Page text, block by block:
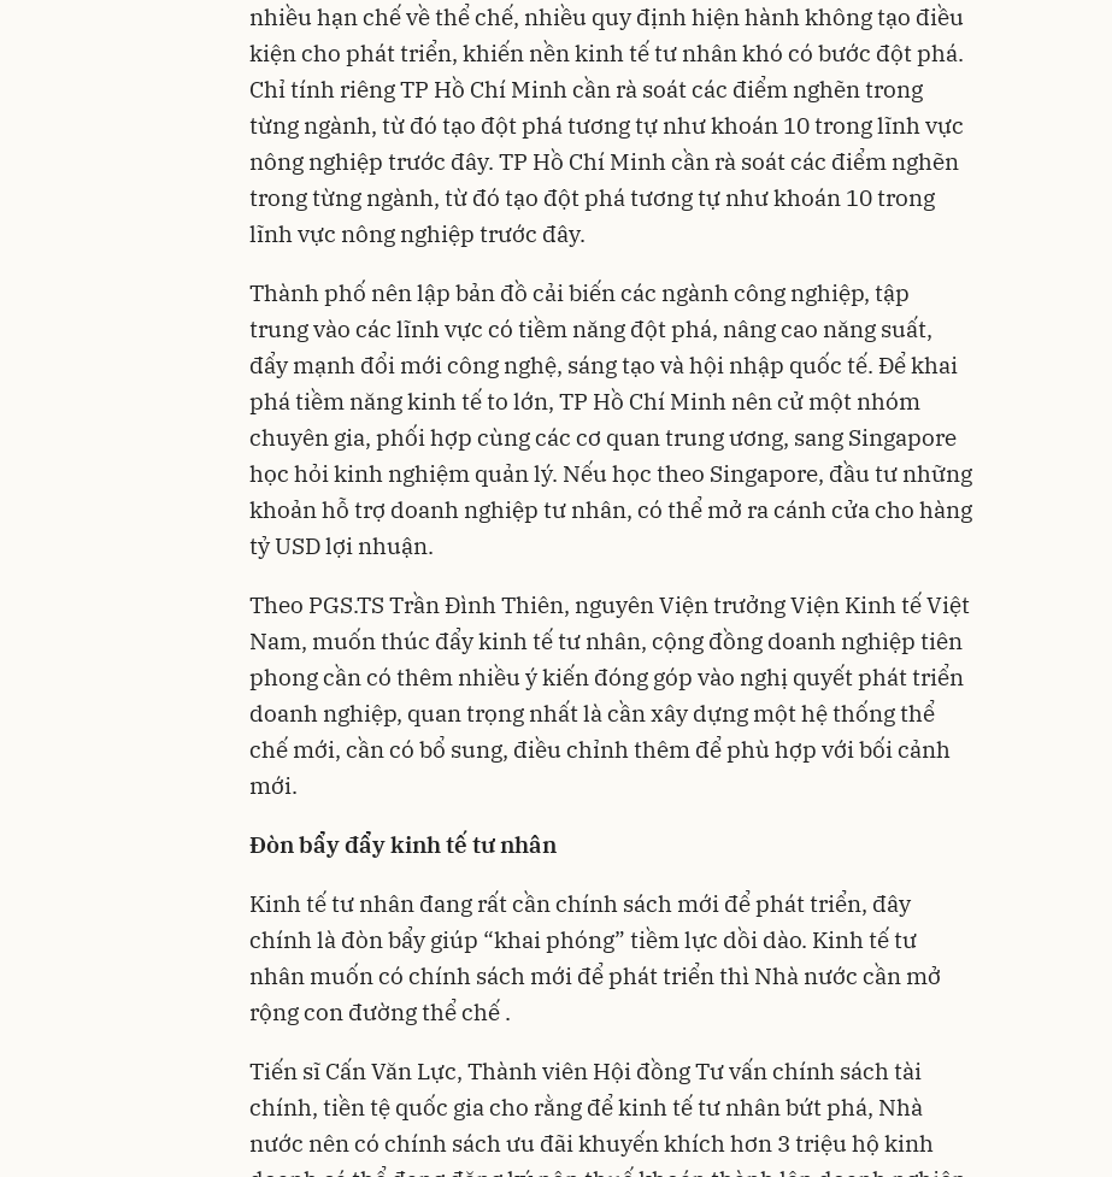
nhiều hạn chế về thể chế, nhiều quy định hiện hành không tạo điều
kiện cho phát triển, khiến nền kinh tế tư nhân khó có bước đột phá.
Chỉ tính riêng TP Hồ Chí Minh cần rà soát các điểm nghẽn trong
từng ngành, từ đó tạo đột phá tương tự như khoán 10 trong lĩnh vực
nông nghiệp trước đây. TP Hồ Chí Minh cần rà soát các điểm nghẽn
trong từng ngành, từ đó tạo đột phá tương tự như khoán 10 trong
lĩnh vực nông nghiệp trước đây.
Thành phố nên lập bản đồ cải biến các ngành công nghiệp, tập
trung vào các lĩnh vực có tiềm năng đột phá, nâng cao năng suất,
đẩy mạnh đổi mới công nghệ, sáng tạo và hội nhập quốc tế. Để khai
phá tiềm năng kinh tế to lớn, TP Hồ Chí Minh nên cử một nhóm
chuyên gia, phối hợp cùng các cơ quan trung ương, sang Singapore
học hỏi kinh nghiệm quản lý. Nếu học theo Singapore, đầu tư những
khoản hỗ trợ doanh nghiệp tư nhân, có thể mở ra cánh cửa cho hàng
tỷ USD lợi nhuận.
Theo PGS.TS Trần Đình Thiên, nguyên Viện trưởng Viện Kinh tế Việt
Nam, muốn thúc đẩy kinh tế tư nhân, cộng đồng doanh nghiệp tiên
phong cần có thêm nhiều ý kiến đóng góp vào nghị quyết phát triển
doanh nghiệp, quan trọng nhất là cần xây dựng một hệ thống thể
chế mới, cần có bổ sung, điều chỉnh thêm để phù hợp với bối cảnh
mới.
Đòn bẩy đẩy kinh tế tư nhân
Kinh tế tư nhân đang rất cần chính sách mới để phát triển, đây
chính là đòn bẩy giúp “khai phóng” tiềm lực dồi dào. Kinh tế tư
nhân muốn có chính sách mới để phát triển thì Nhà nước cần mở
rộng con đường thể chế .
Tiến sĩ Cấn Văn Lực, Thành viên Hội đồng Tư vấn chính sách tài
chính, tiền tệ quốc gia cho rằng để kinh tế tư nhân bứt phá, Nhà
nước nên có chính sách ưu đãi khuyến khích hơn 3 triệu hộ kinh